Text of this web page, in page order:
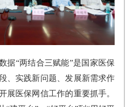
据“两结合三赋能”是国家医保
、实践新问题、发展新需求作
展医保网信工作的重要抓手。